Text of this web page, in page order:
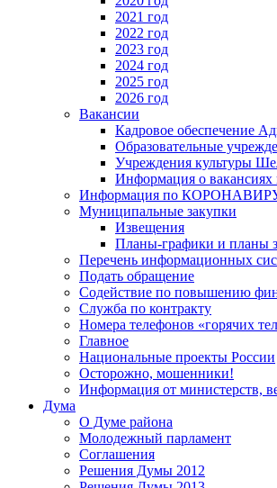
2021 год
2022 год
2023 год
2024 год
2025 год
2026 год
Вакансии
Кадровое обеспечение
Образовательные
Учреждения культуры
Информация о
Информация по
Муниципальные закупки
Извещения
Планы-графики и планы
Перечень информационных
Подать обращение
Содействие по повышению
Служба по контракту
Номера телефонов «горячих
Главное
Национальные проекты России
Осторожно, мошенники!
Информация от министерств,
Дума
О Думе района
Молодежный парламент
Соглашения
Решения Думы 2012